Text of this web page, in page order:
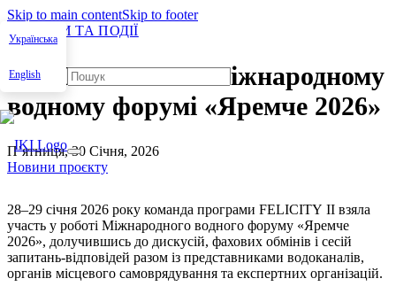
Skip to main contentSkip to footer
Українська
English
НОВИНИ ТА ПОДІЇ
FELICITY II на Міжнародному
водному форумі «Яремче 2026»
П’ятниця, 30 Січня, 2026
Новини проєкту
28–29 січня 2026 року команда програми FELICITY II взяла
участь у роботі Міжнародного водного форуму «Яремче
2026», долучившись до дискусій, фахових обмінів і сесій
запитань-відповідей разом із представниками водоканалів,
органів місцевого самоврядування та експертних організацій.